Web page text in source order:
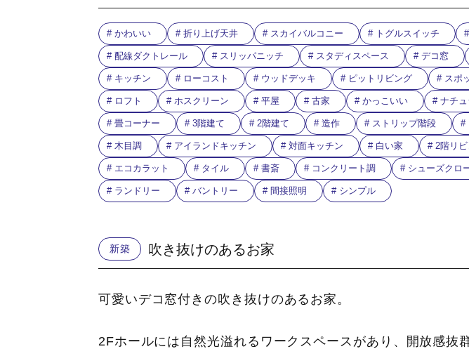
かわいい 折り上げ天井 スカイバルコニー トグルスイッチ
配線ダクトレール スリッパニッチ スタディスペース デコ窓
キッチン ローコスト ウッドデッキ ピットリビング スポ
ロフト ホスクリーン 平屋 古家 かっこいい ナチ
畳コーナー 3階建て 2階建て 造作 ストリップ階段
木目調 アイランドキッチン 対面キッチン 白い家 2階リ
エコカラット タイル 書斎 コンクリート調 シューズクロ
ランドリー バントリー 間接照明 シンプル
新築 吹き抜けのあるお家
可愛いデコ窓付きの吹き抜けのあるお家。
2Fホールには自然光溢れるワークスペースがあり、開放感抜